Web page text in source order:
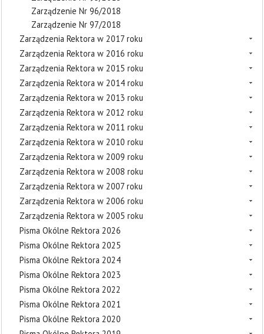
Zarządzenie Nr 96/2018
Zarządzenie Nr 97/2018
Zarządzenia Rektora w 2017 roku
Zarządzenia Rektora w 2016 roku
Zarządzenia Rektora w 2015 roku
Zarządzenia Rektora w 2014 roku
Zarządzenia Rektora w 2013 roku
Zarządzenia Rektora w 2012 roku
Zarządzenia Rektora w 2011 roku
Zarządzenia Rektora w 2010 roku
Zarządzenia Rektora w 2009 roku
Zarządzenia Rektora w 2008 roku
Zarządzenia Rektora w 2007 roku
Zarządzenia Rektora w 2006 roku
Zarządzenia Rektora w 2005 roku
Pisma Okólne Rektora 2026
Pisma Okólne Rektora 2025
Pisma Okólne Rektora 2024
Pisma Okólne Rektora 2023
Pisma Okólne Rektora 2022
Pisma Okólne Rektora 2021
Pisma Okólne Rektora 2020